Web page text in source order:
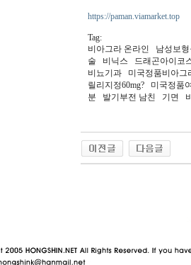
https://paman.viamarket.top
Tag:
비아그라 온라인 남성보
술 비닉스 드래곤아이코
비뇨기과 미국정품비아
릴리지정60mg? 미국정품
분 발기부전 남친 기면